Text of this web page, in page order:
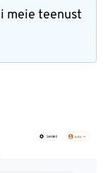
meie teenust